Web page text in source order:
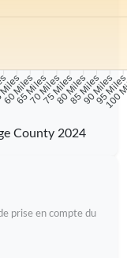
60 Miles
65 Miles
70 Miles
75 Miles
80 Miles
85 Miles
90 Miles
95100
County 2024
prise en compte du